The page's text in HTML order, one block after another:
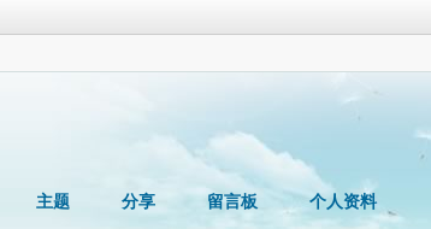
主题 分享 留言板 个人资料